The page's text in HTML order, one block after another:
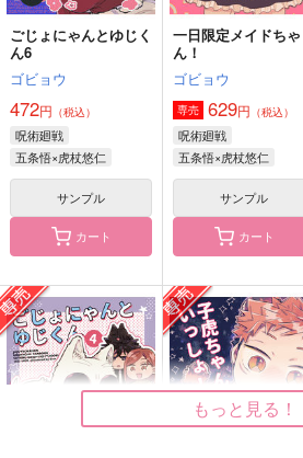
ごじょにゃんとゆじく
ん5
ゴビョウ
629円（税込）
五条悟×虎杖悠仁
to you 上
なきくじら
944円（税込）
五条悟×虎杖悠仁
ごじょにゃんとゆじく
ん6
ゴビョウ
472円 （税込）
呪術廻戦
五条悟×虎杖悠仁
サンプル
カート
一日限定メイドちゃ
ん！
ゴビョウ
専売 629円 （税込）
呪術廻戦
五条悟×虎杖悠仁
サンプル
カート
もっと見る！